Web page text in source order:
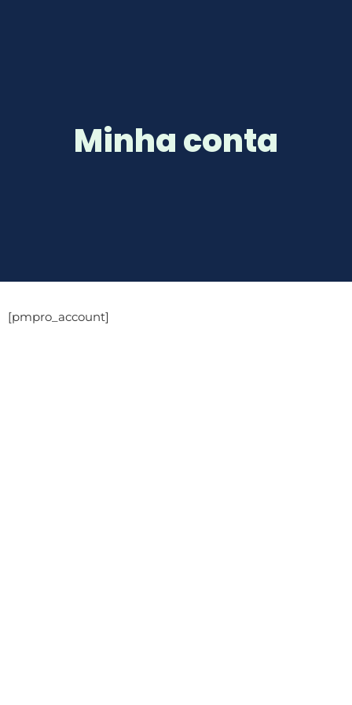
Minha conta
[pmpro_account]